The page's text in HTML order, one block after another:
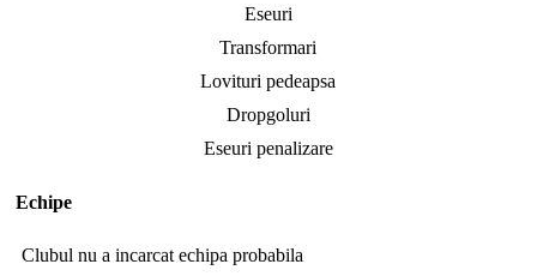
Eseuri
Transformari
Lovituri pedeapsa
Dropgoluri
Eseuri penalizare
Echipe
Clubul nu a incarcat echipa probabila